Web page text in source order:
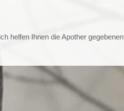
helfen Ihnen die Apother